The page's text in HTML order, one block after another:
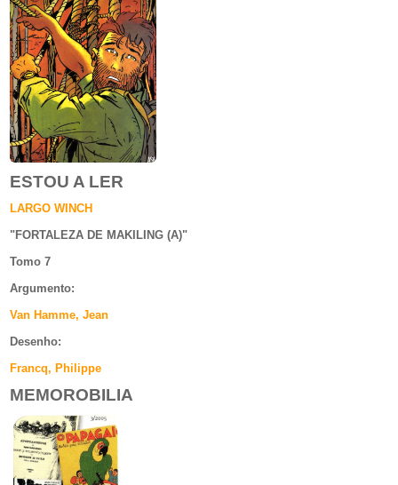
ESTOU A LER
LARGO WINCH
"FORTALEZA DE MAKILING (A)"
Tomo 7
Argumento:
Van Hamme, Jean
Desenho:
Francq, Philippe
MEMOROBILIA